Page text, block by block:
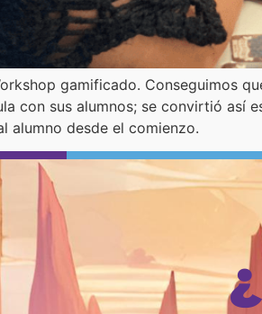
gamificado. Conseguimos
con sus alumnos; se convirtió así
alumno desde el comienzo.